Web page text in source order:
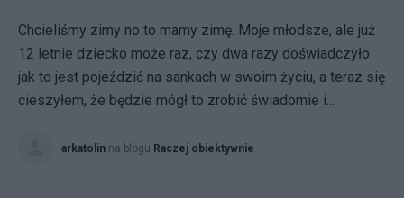
Chcieliśmy zimy no to mamy zimę. Moje młodsze, ale już
12 letnie dziecko może raz, czy dwa razy doświadczyło
jak to jest pojeździć na sankach w swoim życiu, a teraz się
cieszyłem, że będzie mógł to zrobić świadomie i...
arkatolin na blogu Raczej obiektywnie